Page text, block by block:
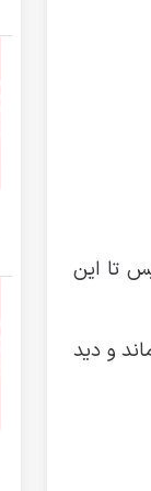
تا این
و دید